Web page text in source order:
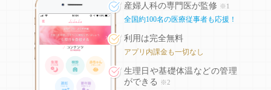
産婦人科の専門医が監修 ※1
全国約100名の医療従事者も応援！
利用は完全無料
アプリ内課金も一切なし
生理日や基礎体温などの管理
ができる
※2